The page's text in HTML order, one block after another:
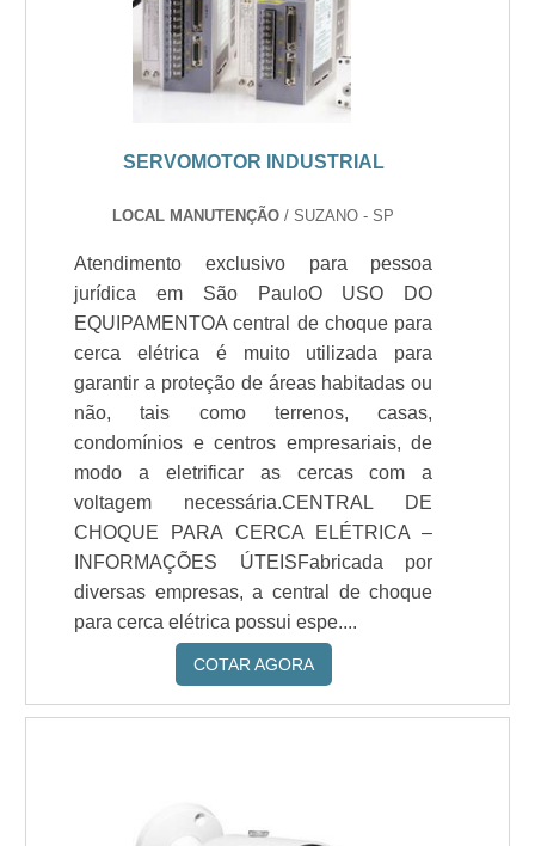
SERVOMOTOR INDUSTRIAL
LOCAL MANUTENÇÃO / SUZANO - SP
Atendimento exclusivo para pessoa
jurídica em São PauloO USO DO
EQUIPAMENTOA central de choque para
cerca elétrica é muito utilizada para
garantir a proteção de áreas habitadas ou
não, tais como terrenos, casas,
condomínios e centros empresariais, de
modo a eletrificar as cercas com a
voltagem necessária.CENTRAL DE
CHOQUE PARA CERCA ELÉTRICA –
INFORMAÇÕES ÚTEISFabricada por
diversas empresas, a central de choque
para cerca elétrica possui espe....
COTAR AGORA